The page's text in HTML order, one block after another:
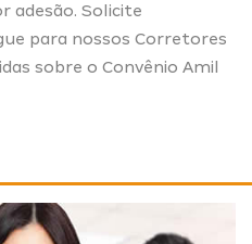
adesão. Solicite
para nossos Corretores
sobre o Convênio Amil